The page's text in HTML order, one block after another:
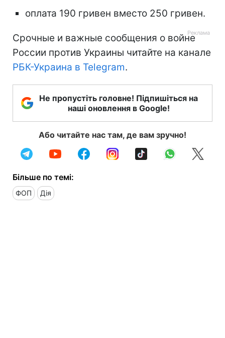
оплата 190 гривен вместо 250 гривен.
Срочные и важные сообщения о войне
России против Украины читайте на канале
РБК-Украина в Telegram.
Не пропустіть головне! Підпишіться на
наші оновлення в Google!
Або читайте нас там, де вам зручно!
Більше по темі:
ФОП Дія